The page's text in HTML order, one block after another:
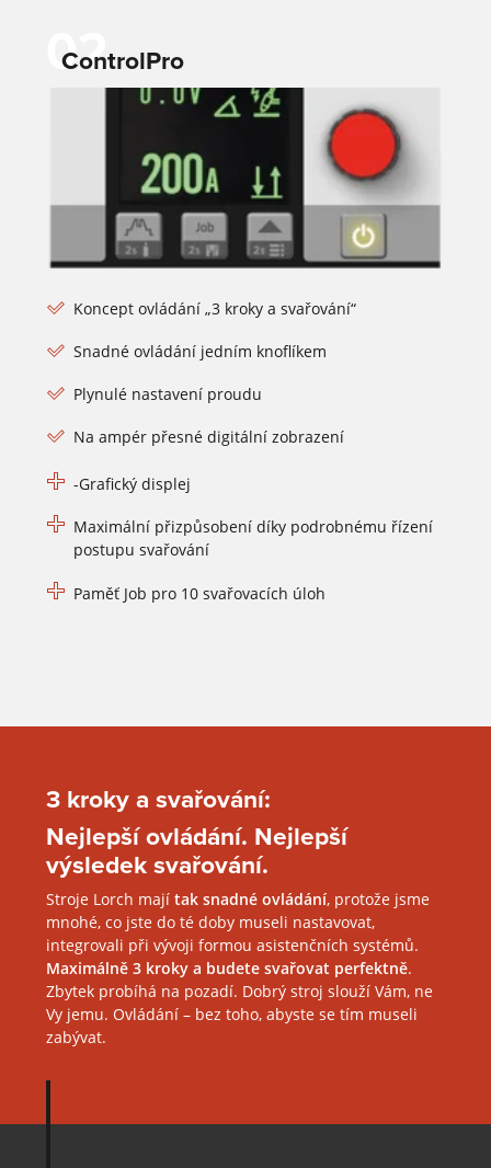
02
ControlPro
Koncept ovládání „3 kroky a svařování“
Snadné ovládání jedním knoflíkem
Plynulé nastavení proudu
Na ampér přesné digitální zobrazení
-Grafický displej
Maximální přizpůsobení díky podrobnému řízení
postupu svařování
Paměť Job pro 10 svařovacích úloh
3 kroky a svařování:
Nejlepší ovládání. Nejlepší
výsledek svařování.
Stroje Lorch mají tak snadné ovládání, protože jsme
mnohé, co jste do té doby museli nastavovat,
integrovali při vývoji formou asistenčních systémů.
Maximálně 3 kroky a budete svařovat perfektně.
Zbytek probíhá na pozadí. Dobrý stroj slouží Vám, ne
Vy jemu. Ovládání – bez toho, abyste se tím museli
zabývat.